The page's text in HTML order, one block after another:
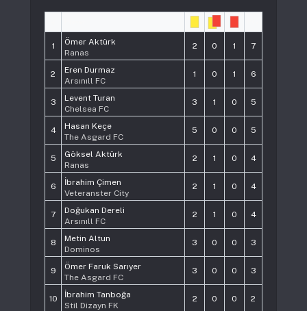
1
Ömer Aktürk
Ranas
2 0 1 7
2
Eren Durmaz
Arsınıll FC
1 0 1 6
3
Levent Turan
Chelsea FC
3 1 0 5
4
Hasan Keçe
The Asgard FC
5 0 0 5
5
Göksel Aktürk
Ranas
2 1 0 4
6
İbrahim Çimen
Veteranster City
2 1 0 4
7
Doğukan Dereli
Arsınıll FC
2 1 0 4
8
Metin Altun
Dominos
3 0 0 3
9
Ömer Faruk Sarıyer
The Asgard FC
3 0 0 3
10
İbrahim Tanboğa
Stil Dizayn FK
2 0 0 2